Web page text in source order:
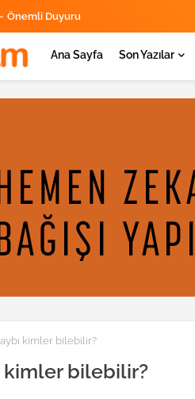
Önemli Duyuru
Ana Sayfa Son Yazılar
kimler bilebilir?
kimler bilebilir?